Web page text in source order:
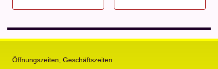
Öffnungszeiten, Geschäftszeiten